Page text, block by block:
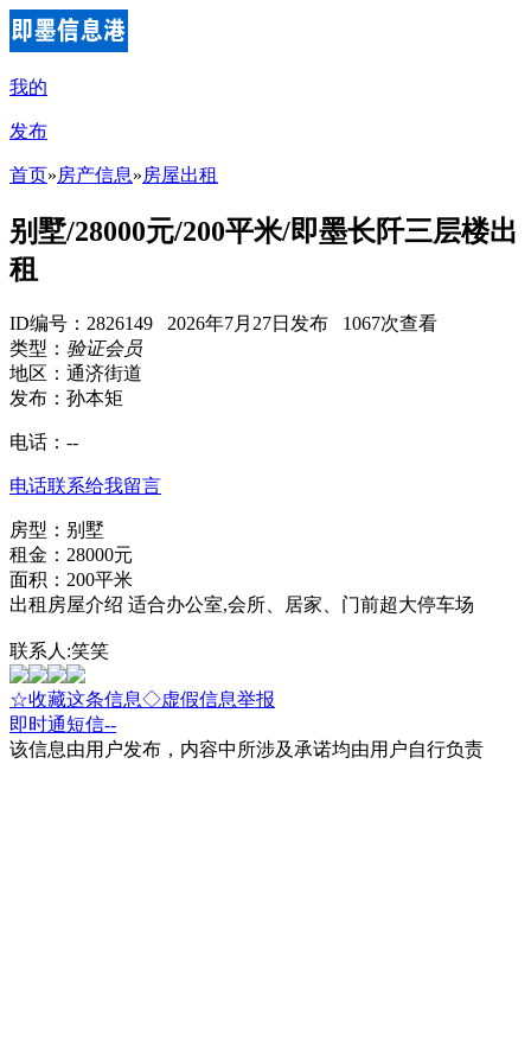
我的
发布
首页»房产信息»房屋出租
别墅/28000元/200平米/即墨长阡三层楼出
租
ID编号：2826149 2026年7月27日发布 1067次查看
类型： 验证会员
地区：通济街道
发布：孙本矩
电话： --
电话联系给我留言
房型：别墅
租金：28000元
面积：200平米
出租房屋介绍 适合办公室,会所、居家、门前超大停车场
联系人:笑笑
☆收藏这条信息◇虚假信息举报
即时通短信--
该信息由用户发布，内容中所涉及承诺均由用户自行负责